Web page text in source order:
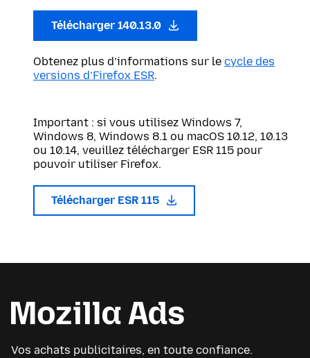
Télécharger 140.13.0
Obtenez plus d’informations sur le cycle des
versions d’Firefox ESR.
Important : si vous utilisez Windows 7,
Windows 8, Windows 8.1 ou macOS 10.12, 10.13
ou 10.14, veuillez télécharger ESR 115 pour
pouvoir utiliser Firefox.
Télécharger ESR 115
Vos achats publicitaires, en toute confiance.